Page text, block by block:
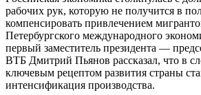
рабочих рук, которую не получится в
компенсировать привлечением
Петербургского международного
первый заместитель президента —
ВТБ Дмитрий Пьянов рассказал, что в
ключевым рецептом развития страны
интенсификация производства.